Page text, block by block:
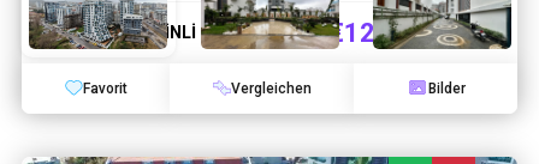
Bekir ALTİNLİ €123.000,00
Favorit Vergleichen Bilder